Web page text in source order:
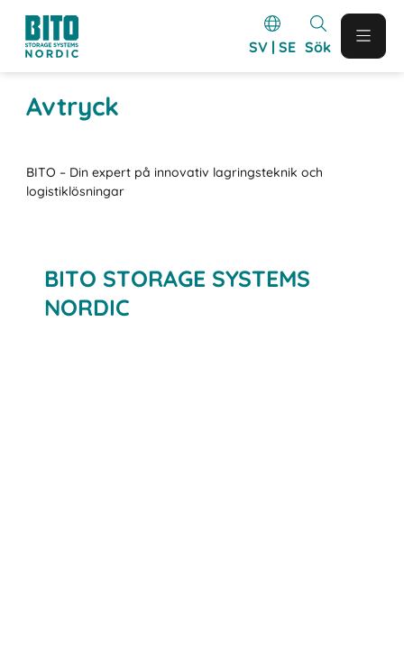
SV | SE Sök
Avtryck
BITO – Din expert på innovativ lagringsteknik och
logistiklösningar
BITO STORAGE SYSTEMS
NORDIC